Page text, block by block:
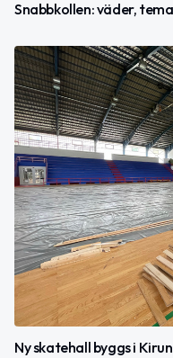
Snabbkollen: väder,
Ny skatehall byggs i